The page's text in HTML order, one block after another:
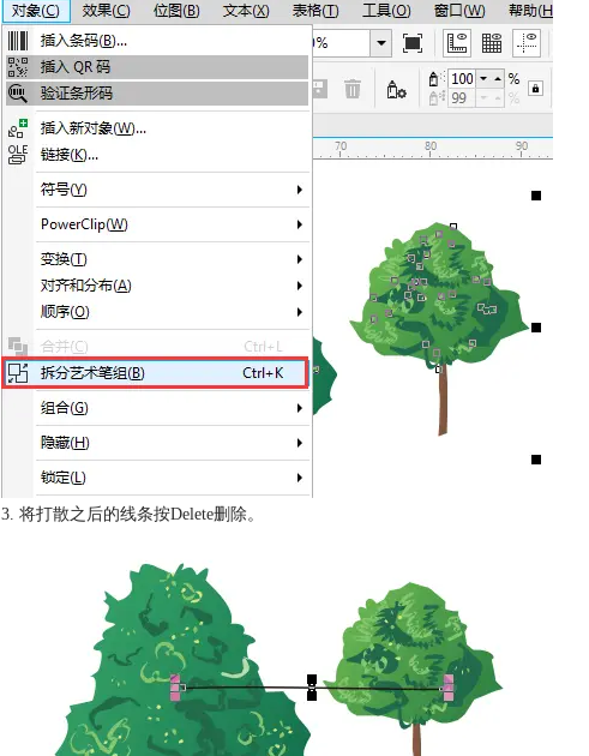
3. 将打散之后的线条按Delete删除。